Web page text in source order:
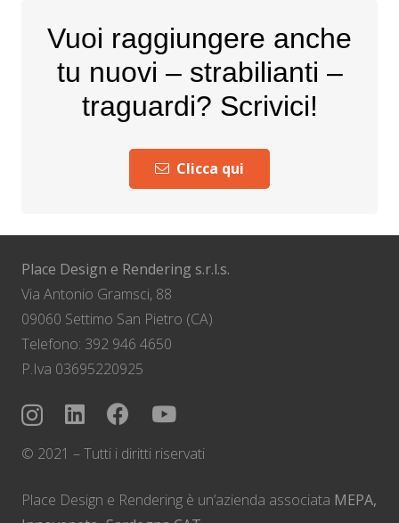
Vuoi raggiungere anche
tu nuovi – strabilianti –
traguardi? Scrivici!
Clicca qui
Place Design e Rendering s.r.l.s.
Via Antonio Gramsci, 88
09060 Settimo San Pietro (CA)
Telefono: 392 946 4650
P.Iva 03695220925
© 2021 – Tutti i diritti riservati
Place Design e Rendering è un’azienda associata MEPA,